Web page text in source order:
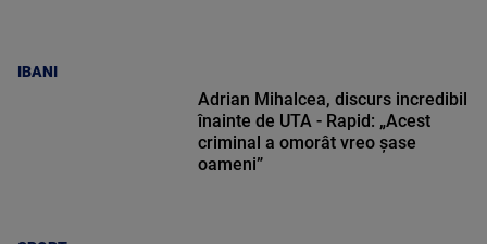
IBANI
Adrian Mihalcea, discurs incredibil
înainte de UTA - Rapid: „Acest
criminal a omorât vreo șase
oameni”